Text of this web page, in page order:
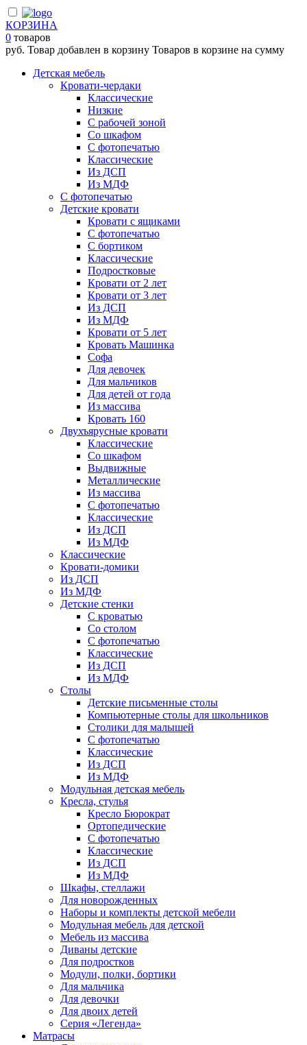
КОРЗИНА
0 товаров
руб. Товар добавлен в корзину Товаров в корзине на сумму
Детская мебель
Кровати-чердаки
Классические
Низкие
С рабочей зоной
Со шкафом
С фотопечатью
Классические
Из ДСП
Из МДФ
С фотопечатью
Детские кровати
Кровати с ящиками
С фотопечатью
С бортиком
Классические
Подростковые
Кровати от 2 лет
Кровати от 3 лет
Из ДСП
Из МДФ
Кровати от 5 лет
Кровать Машинка
Софа
Для девочек
Для мальчиков
Для детей от года
Из массива
Кровать 160
Двухъярусные кровати
Классические
Со шкафом
Выдвижные
Металлические
Из массива
С фотопечатью
Классические
Из ДСП
Из МДФ
Классические
Кровати-домики
Из ДСП
Из МДФ
Детские стенки
С кроватью
Со столом
С фотопечатью
Классические
Из ДСП
Из МДФ
Столы
Детские письменные столы
Компьютерные столы для школьников
Столики для малышей
С фотопечатью
Классические
Из ДСП
Из МДФ
Модульная детская мебель
Кресла, стулья
Кресло Бюрократ
Ортопедические
С фотопечатью
Классические
Из ДСП
Из МДФ
Шкафы, стеллажи
Для новорожденных
Наборы и комплекты детской мебели
Модульная мебель для детской
Мебель из массива
Диваны детские
Для подростков
Модули, полки, бортики
Для мальчика
Для девочки
Для двоих детей
Серия «Легенда»
Матрасы